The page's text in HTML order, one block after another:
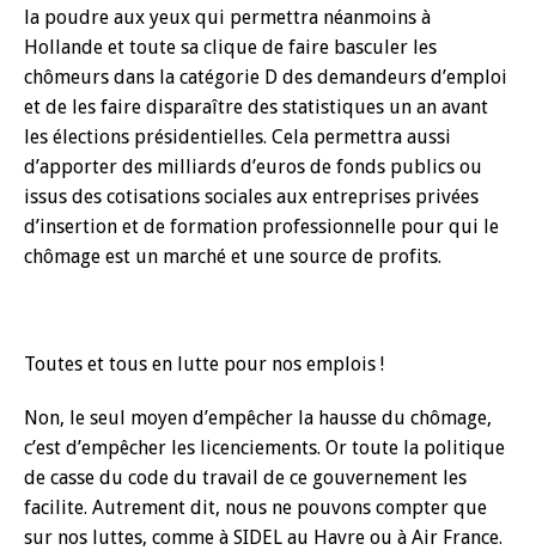
la poudre aux yeux qui permettra néanmoins à
Hollande et toute sa clique de faire basculer les
chômeurs dans la catégorie D des demandeurs d’emploi
et de les faire disparaître des statistiques un an avant
les élections présidentielles. Cela permettra aussi
d’apporter des milliards d’euros de fonds publics ou
issus des cotisations sociales aux entreprises privées
d’insertion et de formation professionnelle pour qui le
chômage est un marché et une source de profits.
Toutes et tous en lutte pour nos emplois !
Non, le seul moyen d’empêcher la hausse du chômage,
c’est d’empêcher les licenciements. Or toute la politique
de casse du code du travail de ce gouvernement les
facilite. Autrement dit, nous ne pouvons compter que
sur nos luttes, comme à SIDEL au Havre ou à Air France.